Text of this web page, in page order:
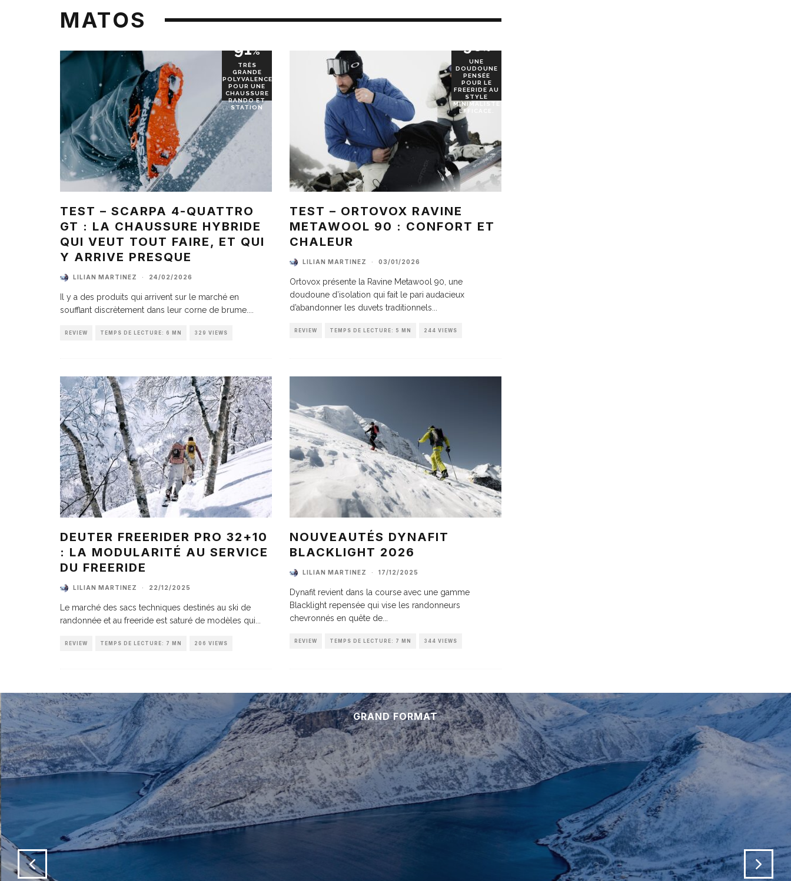
MATOS
91%
TRÈS
GRANDE
POLYVALENCE
POUR UNE
CHAUSSURE
RANDO ET
STATION
TEST – SCARPA 4-QUATTRO
GT : LA CHAUSSURE HYBRIDE
QUI VEUT TOUT FAIRE, ET QUI
Y ARRIVE PRESQUE
LILIAN MARTINEZ · 24/02/2026
Il y a des produits qui arrivent sur le marché en
soufflant discrètement dans leur corne de brume.
REVIEW TEMPS DE LECTURE: 6 MN 329 VIEWS
90%
UNE
DOUDOUNE
PENSÉE
POUR LE
FREERIDE AU
STYLE
MINIMALISTE
EFFICACE.
TEST – ORTOVOX RAVINE
METAWOOL 90 : CONFORT ET
CHALEUR
LILIAN MARTINEZ · 03/01/2026
Ortovox présente la Ravine Metawool 90, une
doudoune d’isolation qui fait le pari audacieux
d’abandonner les duvets traditionnels
REVIEW TEMPS DE LECTURE: 5 MN 244 VIEWS
DEUTER FREERIDER PRO 32+10
: LA MODULARITÉ AU SERVICE
DU FREERIDE
LILIAN MARTINEZ · 22/12/2025
Le marché des sacs techniques destinés au ski de
randonnée et au freeride est saturé de modèles qui
REVIEW TEMPS DE LECTURE: 7 MN 206 VIEWS
NOUVEAUTÉS DYNAFIT
BLACKLIGHT 2026
LILIAN MARTINEZ · 17/12/2025
Dynafit revient dans la course avec une gamme
Blacklight repensée qui vise les randonneurs
chevronnés en quête de
REVIEW TEMPS DE LECTURE: 7 MN 344 VIEWS
GRAND FORMAT